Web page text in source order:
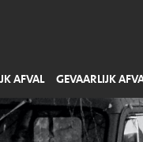
AFVAL GEVAARLIJK